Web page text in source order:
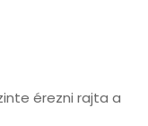
érezni rajta a